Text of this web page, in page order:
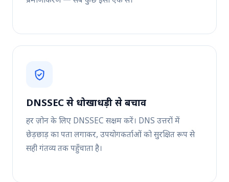
DNSSEC से धोखाधड़ी से बचाव
हर ज़ोन के लिए DNSSEC सक्षम करें। DNS उत्तरों में
छेड़छाड़ का पता लगाकर, उपयोगकर्ताओं को सुरक्षित रूप से
सही गंतव्य तक पहुँचाता है।